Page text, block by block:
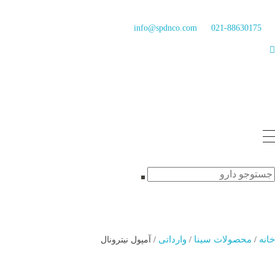
021-88630175
info@spdnco.com
خانه / محصولات سینا / وارداتی / آمپول نیترونال